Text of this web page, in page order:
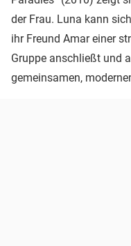
der Frau. Luna kann
ihr Freund Amar einer
Gruppe anschließt und
gemeinsamen,